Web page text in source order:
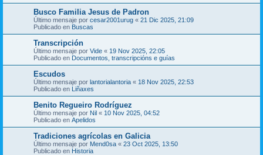
Busco Familia Jesus de Padron
Último mensaje por cesar2001urug « 21 Dic 2025, 21:09
Publicado en Buscas
Transcripción
Último mensaje por Vide « 19 Nov 2025, 22:05
Publicado en Documentos, transcripcións e guías
Escudos
Último mensaje por lantorialantoria « 18 Nov 2025, 22:53
Publicado en Liñaxes
Benito Regueiro Rodríguez
Último mensaje por Nil « 10 Nov 2025, 04:52
Publicado en Apelidos
Tradiciones agrícolas en Galicia
Último mensaje por Mend0sa « 23 Oct 2025, 13:50
Publicado en Historia